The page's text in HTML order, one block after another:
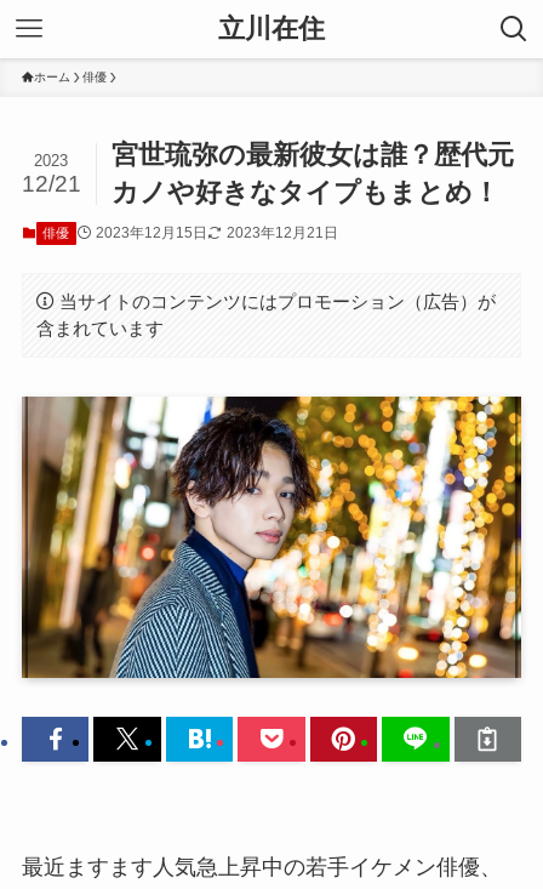
立川在住
ホーム 俳優
宮世琉弥の最新彼女は誰？歴代元
カノや好きなタイプもまとめ！
2023
12/21
俳優 2023年12月15日 2023年12月21日
当サイトのコンテンツにはプロモーション（広告）が
含まれています
最近ますます人気急上昇中の若手イケメン俳優、